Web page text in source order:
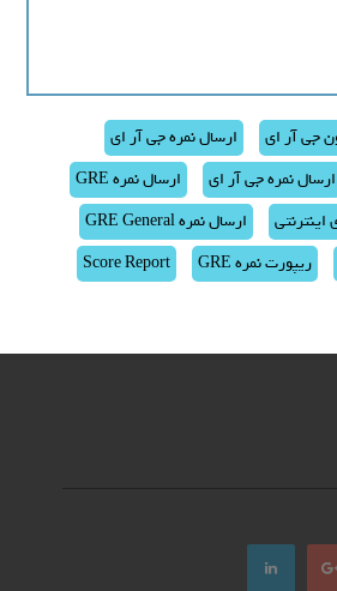
جی آر ای
ارسال نمره جی آر ای
ارسال نمره جی آر ای
ارسال نمره GRE
ارسال نمره GRE General
ریپورت نمره GRE
Score Report